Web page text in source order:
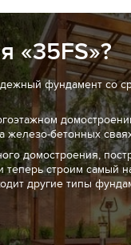
«35FS»?
фундамент со
железо-бетонных
домостроения,
теперь строим самый
другие типы